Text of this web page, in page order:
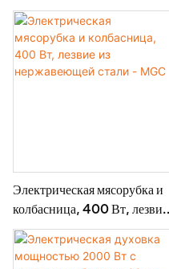
нержавеющей стали,
высокая производительность
1500 г/мин, 400 Вт -
MGO
Электрическая мясорубка и
колбасница, 400 Вт, лезвие
из нержавеющей стали -
MGC